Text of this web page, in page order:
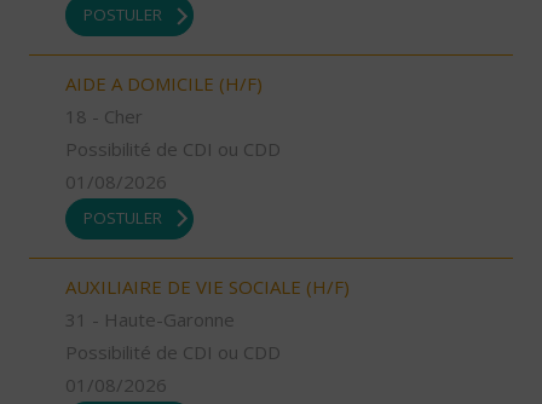
POSTULER
AIDE A DOMICILE (H/F)
18 - Cher
Possibilité de CDI ou CDD
01/08/2026
POSTULER
AUXILIAIRE DE VIE SOCIALE (H/F)
31 - Haute-Garonne
Possibilité de CDI ou CDD
01/08/2026